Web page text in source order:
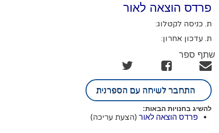
פרדס הוצאה לאור
ת. כניסה לקטלוג:
ת. עדכון אחרון:
שתף ספר
התחבר לשיחה עם הספרנית
להשיג בחנויות הבאות:
פרדס הוצאה לאור (הצעת עריכה)